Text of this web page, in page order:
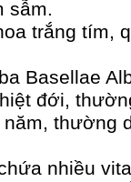
sẫm.
trắng tím,
Basellae
đới,
thường
nhiều